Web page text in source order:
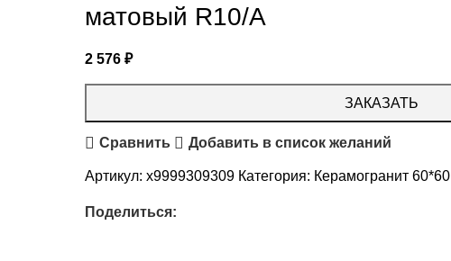
матовый R10/A
2 576 ₽
ЗАКАЗАТЬ
Сравнить Добавить в список желаний
Артикул: х9999309309 Категория: Керамогранит 60*60
Поделиться: